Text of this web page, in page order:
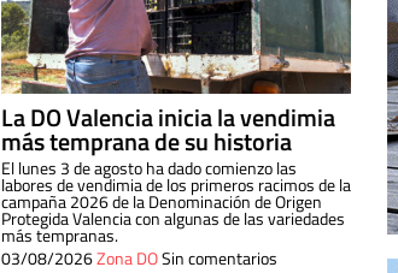
La DO Valencia inicia la vendimia
más temprana de su historia
El lunes 3 de agosto ha dado comienzo las
labores de vendimia de los primeros racimos de la
campaña 2026 de la Denominación de Origen
Protegida Valencia con algunas de las variedades
más tempranas.
03/08/2026Zona DOSin comentarios